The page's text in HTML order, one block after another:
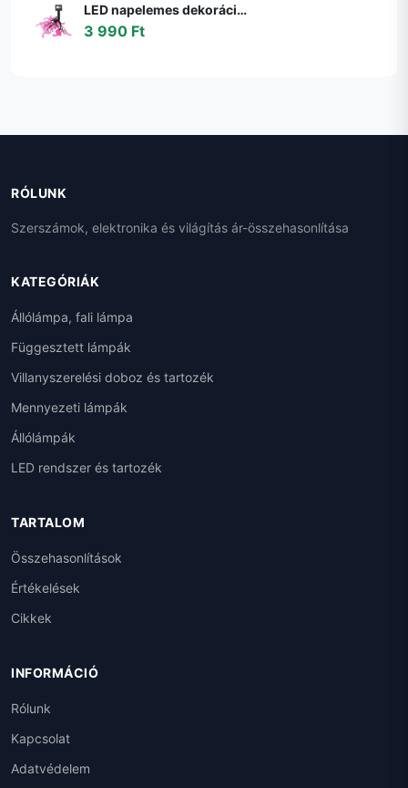
LED napelemes dekorációs lánc 10xLED/1,2V 300mAh 3,8m IP44 flamingó 311535
3 990 Ft
RÓLUNK
Szerszámok, elektronika és világítás ár-összehasonlítása
KATEGÓRIÁK
Állólámpa, fali lámpa
Függesztett lámpák
Villanyszerelési doboz és tartozék
Mennyezeti lámpák
Állólámpák
LED rendszer és tartozék
TARTALOM
Összehasonlítások
Értékelések
Cikkek
INFORMÁCIÓ
Rólunk
Kapcsolat
Adatvédelem